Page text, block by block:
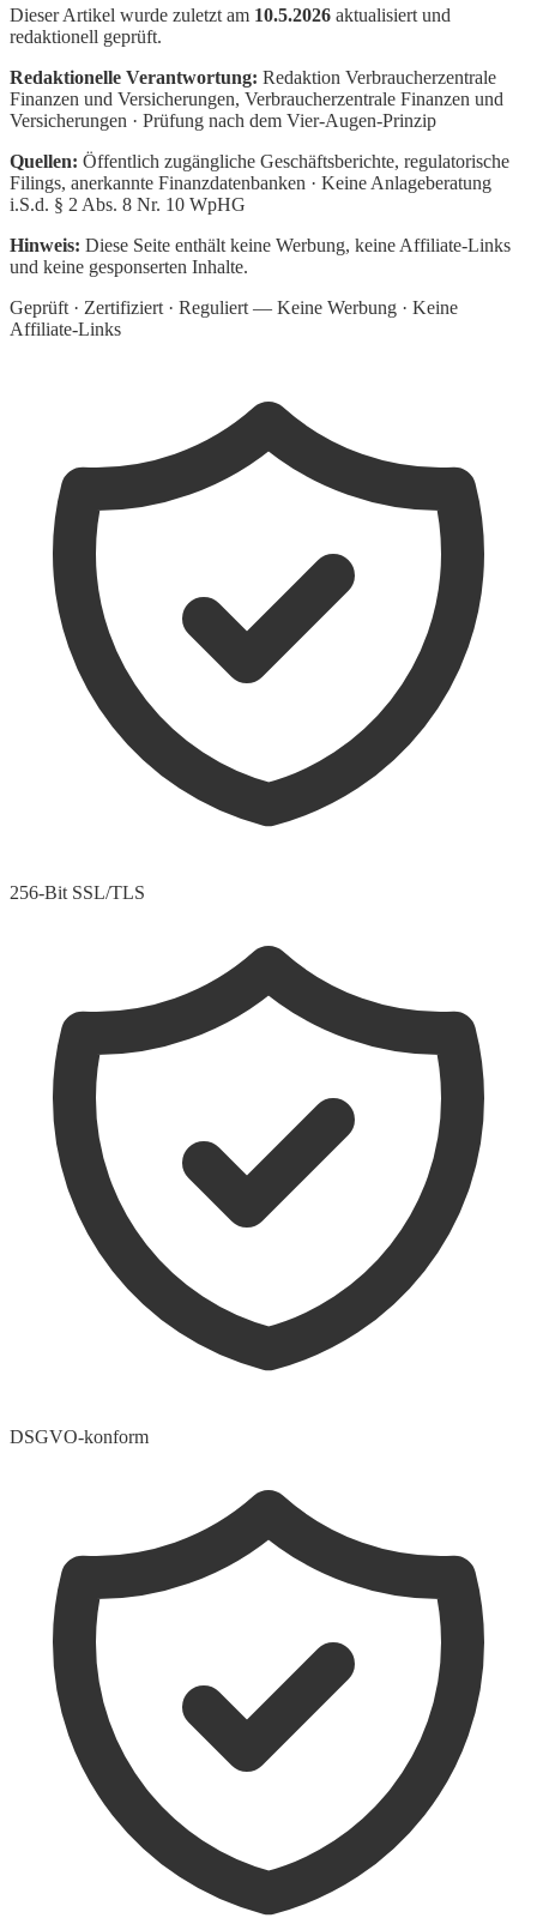
Dieser Artikel wurde zuletzt am 10.5.2026 aktualisiert und
redaktionell geprüft.
Redaktionelle Verantwortung: Redaktion Verbraucherzentrale
Finanzen und Versicherungen, Verbraucherzentrale Finanzen und
Versicherungen · Prüfung nach dem Vier-Augen-Prinzip
Quellen: Öffentlich zugängliche Geschäftsberichte, regulatorische
Filings, anerkannte Finanzdatenbanken · Keine Anlageberatung
i.S.d. § 2 Abs. 8 Nr. 10 WpHG
Hinweis: Diese Seite enthält keine Werbung, keine Affiliate-Links
und keine gesponserten Inhalte.
Geprüft · Zertifiziert · Reguliert — Keine Werbung · Keine
Affiliate-Links
256-Bit SSL/TLS
DSGVO-konform